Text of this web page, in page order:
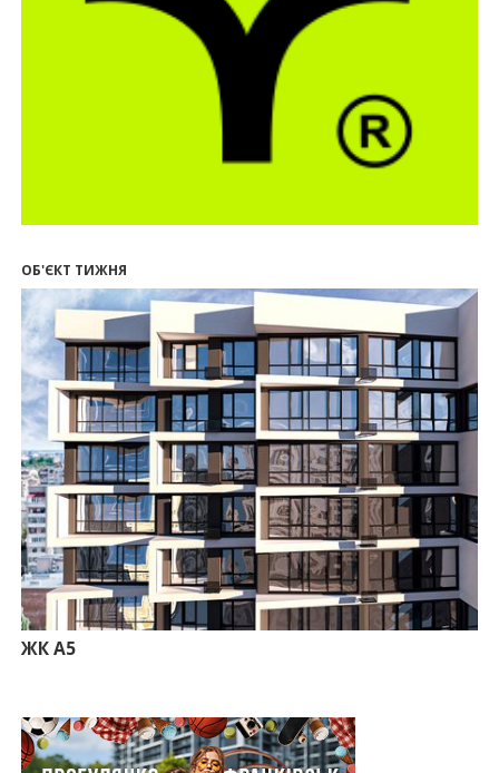
21.07.2026
Як вибрати кольори для кухні у 2026 році
20.07.2026
У Поляниці та Франківську прокуратура стягує
понад 13 млн грн пайових внесків
17.07.2026
Введено в експлуатацію першу секцію ЖК
SKYGARDEN
11:50
Ведення фасадних робіт у 36 корпусі ЖР
“Княгинин”
09:24
Новобудови Франківська стрімко дорожчають:
скільки в середньому коштує квадратний метр
15.07.2026
12:06
На Франківщині житло за «єОселею» дешевше
на 21%
13.07.2026
10:56
У Франківську не знайшлося охочих купити
офісний комплекс збанкрутілої компанії з групи
«Приват»
09:25
Податок на нерухомість з 1 липня: як дізнатися
суму і правильно сплатити кошти
правила «єОселі» працюють на Прикарпатті
08.07.2026
ОБ'ЄКТ ТИЖНЯ
ЖК А5